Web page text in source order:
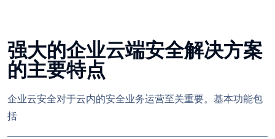
强大的企业云端安全解决方案
的主要特点
企业云安全对于云内的安全业务运营至关重要。基本功能包
括